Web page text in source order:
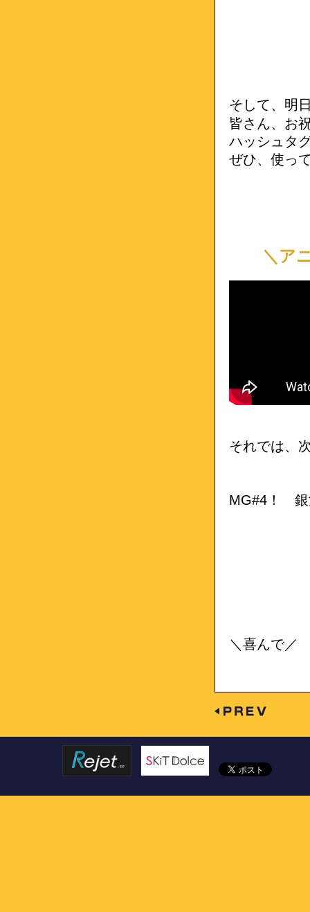
そして、明
皆さん、お
ハッシュタ
ぜひ、使っ
＼アニ
それでは、
MG#4！
＼喜んで／